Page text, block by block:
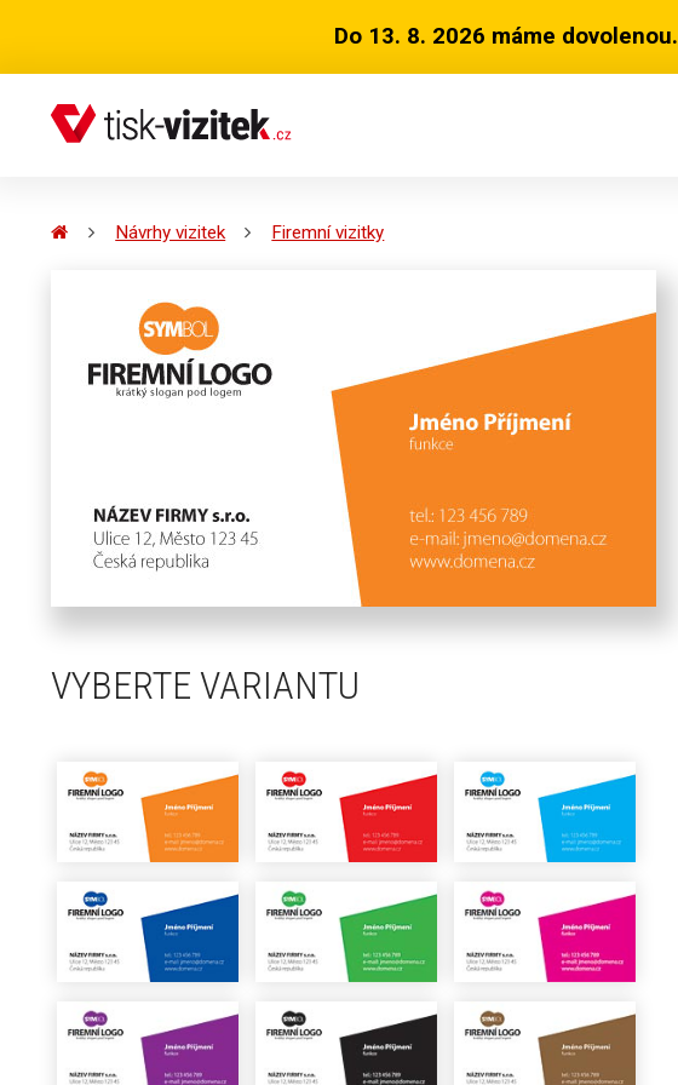
Do 13. 8. 2026 máme dovolenou.
Návrhy vizitek Firemní vizitky
VYBERTE VARIANTU